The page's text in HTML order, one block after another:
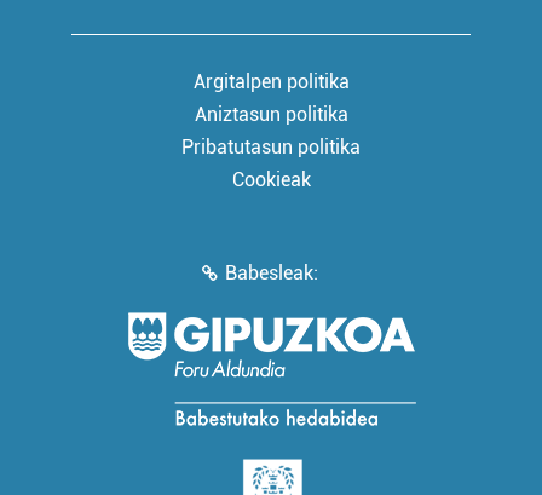
Argitalpen politika
Aniztasun politika
Pribatutasun politika
Cookieak
Babesleak: